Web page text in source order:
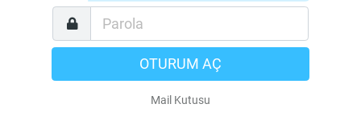
OTURUM AÇ
Mail Kutusu